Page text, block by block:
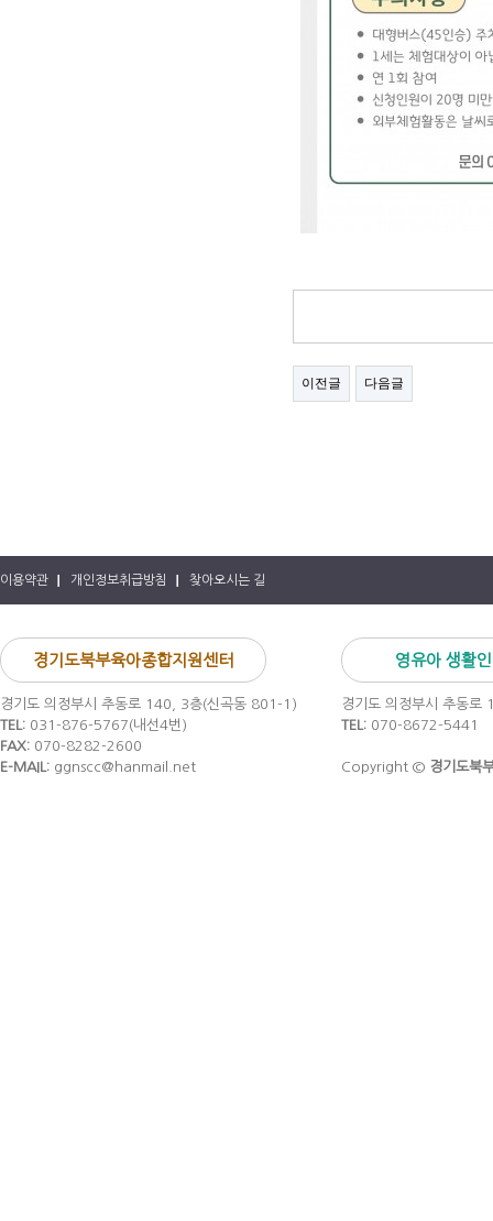
이전글 다음글
이용약관 개인정보취급방침 찾아오시는 길
경기도북부육아종합지원센터
경기도 의정부시 추동로 140, 3층(신곡동 801-1)
TEL: 031-876-5767(내선4번)
FAX: 070-8282-2600
E-MAIL: ggnscc@hanmail.net
영유아 생활
경기도 의정부시 추동
TEL: 070-8672-5441
Copyright © 경기도북